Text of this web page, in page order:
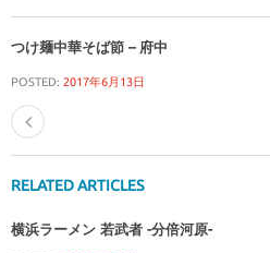
つけ麺中華そば節 – 府中
POSTED: 2017年6月13日
RELATED ARTICLES
横浜ラーメン 若武者 -分倍河原-